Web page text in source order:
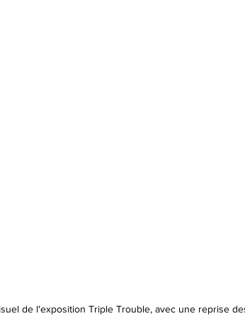
de l'exposition Triple Trouble, avec une reprise